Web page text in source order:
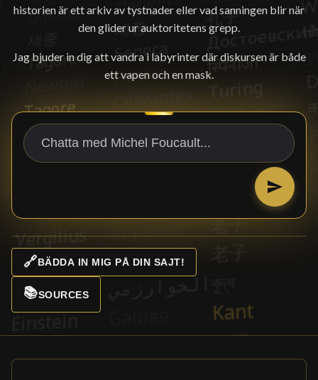
historien är ett arkiv av tystnader eller vad sanningen blir när
den glider ur auktoritetens grepp.
Jag bjuder in dig att vandra i labyrinter där diskursen är både
ett vapen och en mask.
🔗BÄDDA IN MIG PÅ DIN SAJT!
📚SOURCES